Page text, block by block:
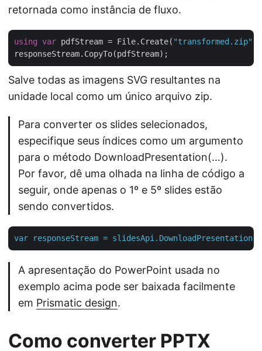
retornada como instância de fluxo.
using var pdfStream = File.Create( "transformed.zip"
Salve todas as imagens SVG resultantes na
unidade local como um único arquivo zip.
Para converter os slides selecionados,
especifique seus índices como um argumento
para o método DownloadPresentation(…).
Por favor, dê uma olhada na linha de código a
seguir, onde apenas o 1º e 5º slides estão
sendo convertidos.
var responseStream =
A apresentação do PowerPoint usada no
exemplo acima pode ser baixada facilmente
em Prismatic design.
Como converter PPTX